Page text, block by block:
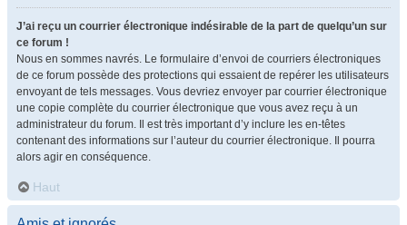
J’ai reçu un courrier électronique indésirable de la part de quelqu’un sur
ce forum !
Nous en sommes navrés. Le formulaire d’envoi de courriers électroniques
de ce forum possède des protections qui essaient de repérer les utilisateurs
envoyant de tels messages. Vous devriez envoyer par courrier électronique
une copie complète du courrier électronique que vous avez reçu à un
administrateur du forum. Il est très important d’y inclure les en-têtes
contenant des informations sur l’auteur du courrier électronique. Il pourra
alors agir en conséquence.
Haut